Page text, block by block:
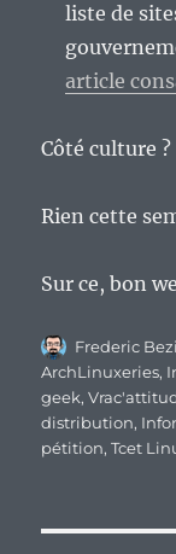
liste de
article
Côté culture ?
Rien cette
Sur ce, bon
Auteur
Frederic
ArchLinuxeries,
geek,
distribution,
pétition,Tcet